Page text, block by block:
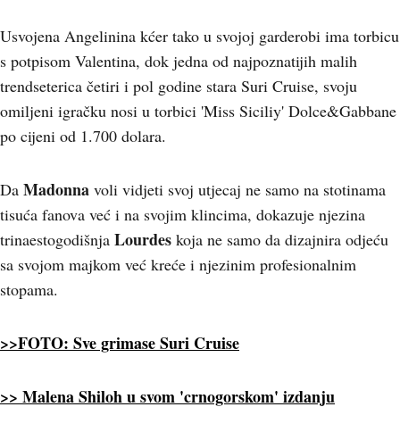
Usvojena Angelinina kćer tako u svojoj garderobi ima torbicu
s potpisom Valentina, dok jedna od najpoznatijih malih
trendseterica četiri i pol godine stara Suri Cruise, svoju
omiljeni igračku nosi u torbici 'Miss Siciliy' Dolce&Gabbane
po cijeni od 1.700 dolara.
Da Madonna voli vidjeti svoj utjecaj ne samo na stotinama
tisuća fanova već i na svojim klincima, dokazuje njezina
trinaestogodišnja Lourdes koja ne samo da dizajnira odjeću
sa svojom majkom već kreće i njezinim profesionalnim
stopama.
>>FOTO: Sve grimase Suri Cruise
>> Malena Shiloh u svom 'crnogorskom' izdanju